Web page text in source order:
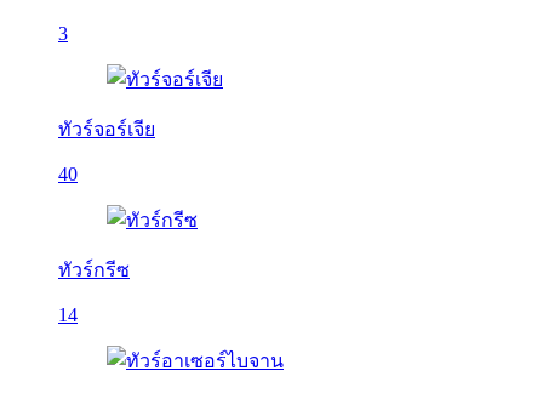
3
ทัวร์จอร์เจีย
40
ทัวร์กรีซ
14